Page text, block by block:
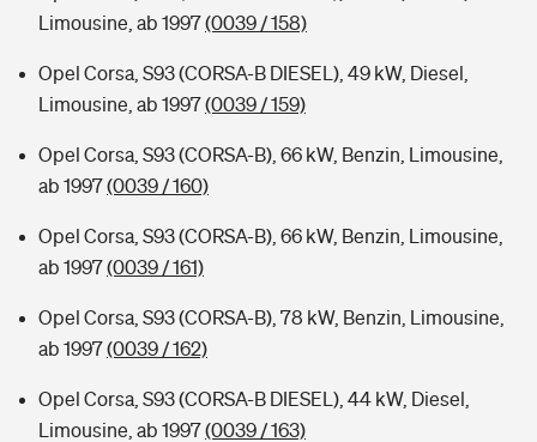
Limousine, ab 1997(0039 / 158)
Opel Corsa, S93 (CORSA-B DIESEL), 49 kW, Diesel,
Limousine, ab 1997(0039 / 159)
Opel Corsa, S93 (CORSA-B), 66 kW, Benzin, Limousine,
ab 1997(0039 / 160)
Opel Corsa, S93 (CORSA-B), 66 kW, Benzin, Limousine,
ab 1997(0039 / 161)
Opel Corsa, S93 (CORSA-B), 78 kW, Benzin, Limousine,
ab 1997(0039 / 162)
Opel Corsa, S93 (CORSA-B DIESEL), 44 kW, Diesel,
Limousine, ab 1997(0039 / 163)